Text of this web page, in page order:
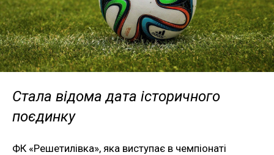
Стала відома дата історичного
поєдинку
ФК «Решетилівка», яка виступає в чемпіонаті